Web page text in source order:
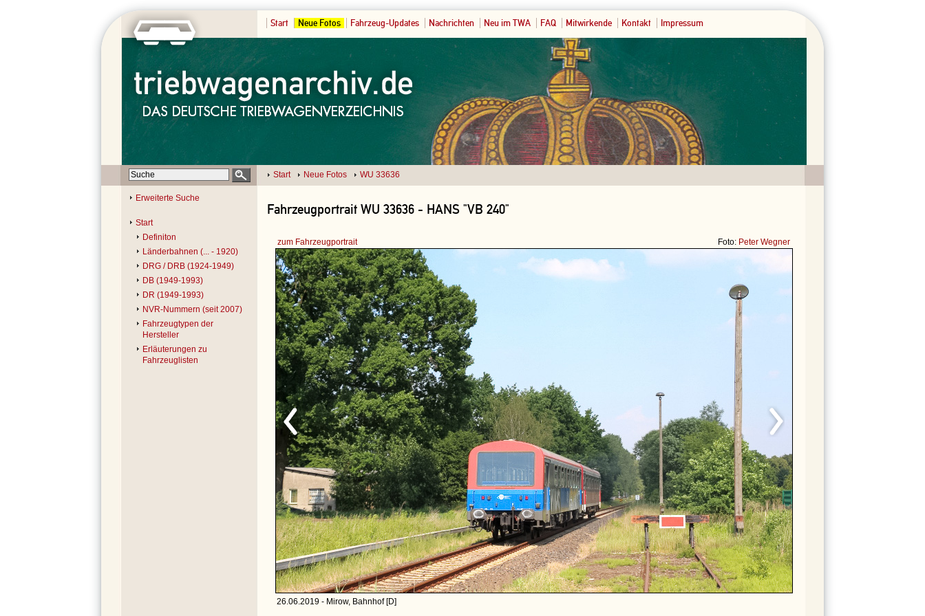
Start Neue Fotos Fahrzeug-Updates Nachrichten Neu im TWA FAQ Mitwirkende Kontakt Impressum
Start Neue Fotos WU 33636
Erweiterte Suche
Start
Definiton
Länderbahnen (... - 1920)
DRG / DRB (1924-1949)
DB (1949-1993)
DR (1949-1993)
NVR-Nummern (seit 2007)
Fahrzeugtypen der
Hersteller
Erläuterungen zu
Fahrzeuglisten
Fahrzeugportrait WU 33636 - HANS "VB 240"
zum Fahrzeugportrait Foto: Peter Wegner
26.06.2019 - Mirow, Bahnhof [D]